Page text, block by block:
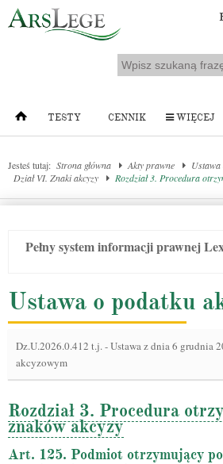
TESTY CENNIK WIĘCEJ
Jesteś tutaj: Strona główna Akty prawne
Ustawa
Dział VI. Znaki akcyzy
Rozdział 3. Procedura
Pełny system informacji prawnej
Ustawa o podatku
Dz.U.2026.0.412 t.j.-Ustawa z dnia 6 grudnia
akcyzowym
Rozdział 3. Procedura
znaków akcyzy
Art. 125. Podmiot otrzymujący